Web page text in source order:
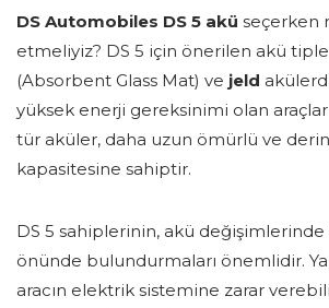
DS Automobiles DS 5 akü seçerken
etmeliyiz? DS 5 için önerilen akü
(Absorbent Glass Mat) ve jeld
yüksek enerji gereksinimi olan
tür aküler, daha uzun ömürlü ve
kapasitesine sahiptir.
DS 5 sahiplerinin, akü
önünde bulundurmaları önemlidir.
aracın elektrik sistemine zarar